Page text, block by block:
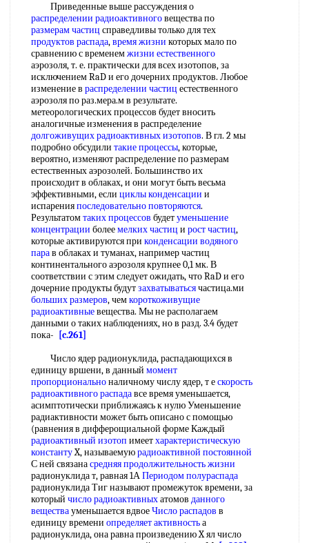
Приведенные выше рассуждения о
распределении радиоактивноговещества по
размерам частиц справедливы только для тех
продуктов распада,время жизни которых мало по
сравнению с временемжизни естественного
аэрозоля, т. е. практически для всех изотопов, за
исключением RaD и его дочерних продуктов. Любое
изменение в распределении частиц естественного
аэрозоля по раз.мера.м в результате.
метеорологических процессов будет вносить
аналогичные изменения в распределение
долгоживущих радиоактивных изотопов. В гл. 2 мы
подробно обсудили такие процессы, которые,
вероятно, изменяют распределение по размерам
естественных аэрозолей. Большинство их
происходит в облаках, и они могут быть весьма
эффективными, если циклы конденсации и
испаренияпоследовательно повторяются.
Результатомтаких процессов будетуменьшение
концентрации болеемелких частиц и рост частиц,
которые активируются при конденсации водяного
парав облаках и туманах, например частиц
континентального аэрозоля крупнее 0,1 мк. В
соответствии с этим следует ожидать, что RaD и его
дочерние продукты будутзахватыватьсячастица.ми
больших размеров, чемкороткоживущие
радиоактивныевещества. Мы не располагаем
данными о таких наблюдениях, но в разд. 3.4 будет
пока-
[c.261]
Число ядер радионуклида, распадающихся в
единицу вршени, в данный момент
пропорциональноналичному числу ядер, т ескорость
радиоактивного распадавсе время уменьшается,
асимптотически приближаясь к нулю Уменьшение
радиактивности может быть описано с помощью
(равнения в дифферощиальной форме Каждый
радиоактивный изотоп имеетхарактеристическую
константуX, называемуюрадиоактивной постоянной
С ней связанасредняя продолжительность жизни
радионуклида т, равная 1АПериодом полураспада
радионуклида Тиг называют промежуток времени, за
который число радиоактивныхатомов данного
веществауменьшается вдвоеЧисло распадов в
единицу времени определяет активностьа
радионуклида, она равна произведению X ял число